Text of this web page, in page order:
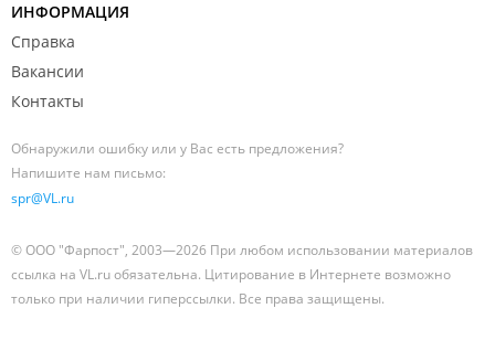
ИНФОРМАЦИЯ
Справка
Вакансии
Контакты
Обнаружили ошибку или у Вас есть предложения?
Напишите нам письмо:
spr@VL.ru
© ООО "Фарпост", 2003—2026 При любом использовании материалов
ссылка на VL.ru обязательна. Цитирование в Интернете возможно
только при наличии гиперссылки. Все права защищены.